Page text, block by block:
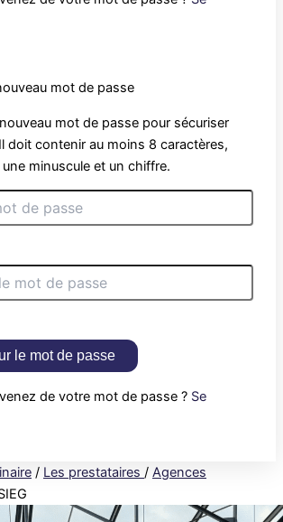
mot de passe
mot de passe pour sécuriser
doit contenir au moins 8 caractères,
minuscule et un chiffre.
le mot de passe
de votre mot de passe ? Se
/ Les prestataires / Agences